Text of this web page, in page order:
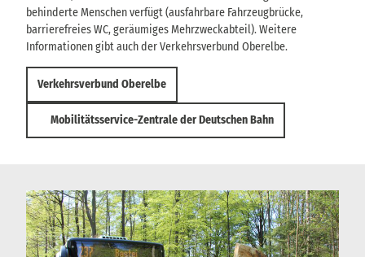
behinderte Menschen verfügt (ausfahrbare Fahrzeugbrücke,
barrierefreies WC, geräumiges Mehrzweckabteil). Weitere
Informationen gibt auch der Verkehrsverbund Oberelbe.
Verkehrsverbund Oberelbe
Mobilitätsservice-Zentrale der Deutschen Bahn